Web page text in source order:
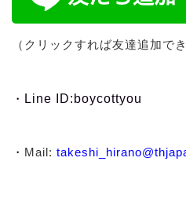
（クリックすれば友達追加で
・ Line ID:boycottyou
・ Mail: